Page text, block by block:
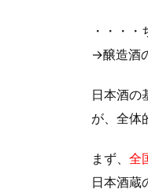
・・・
→醸造酒
日本酒の
が、全体
まず、 全
日本酒蔵